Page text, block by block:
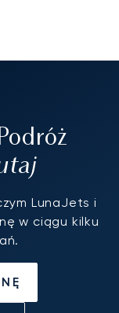
LunaJets i
w ciągu kilku